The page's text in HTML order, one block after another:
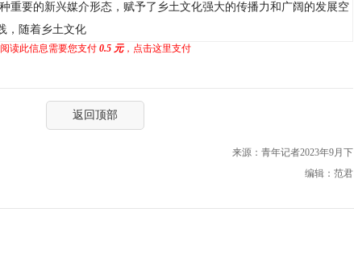
要的新兴媒介形态，赋予了乡土文化强大的传播力和广阔的发展空
，随着乡土文化
阅读此信息需要您支付 0.5 元，点击这里支付
返回顶部
来源：青年记者2023年9月下
编辑：范君